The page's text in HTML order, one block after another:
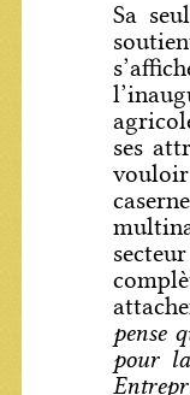
Sa
ses
pense
pour